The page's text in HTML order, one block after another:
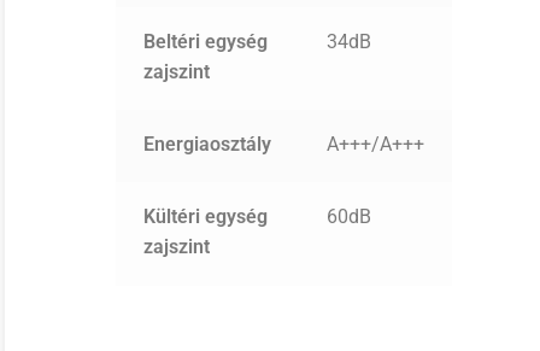
Beltéri egység
zajszint
34dB
Energiaosztály A+++/A+++
Kültéri egység
zajszint
60dB